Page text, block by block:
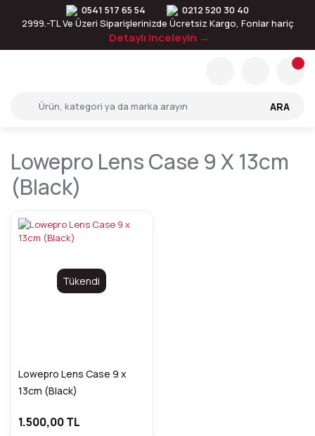
0541 517 65 54
0212 520 30 40
2999.-TL Ve Üzeri Siparişlerinizde Ücretsiz Kargo, Fonlar hariç
Detaylı inceleyin →
ARA
Lowepro Lens Case 9 X 13cm
(black)
Tükendi
Lowepro Lens Case 9 x
13cm (Black)
1.500,00 TL